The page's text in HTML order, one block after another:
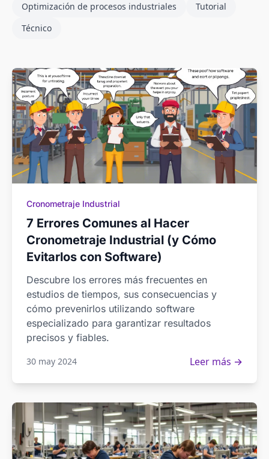
Optimización de procesos industriales
Tutorial
Técnico
Cronometraje Industrial
7 Errores Comunes al Hacer
Cronometraje Industrial (y Cómo
Evitarlos con Software)
Descubre los errores más frecuentes en
estudios de tiempos, sus consecuencias y
cómo prevenirlos utilizando software
especializado para garantizar resultados
precisos y fiables.
30 may 2024 Leer más →